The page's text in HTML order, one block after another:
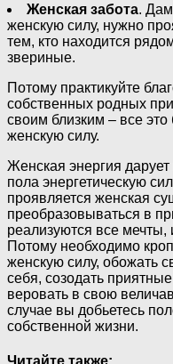
Женская забота.
женскую силу, нужно
тем, кто находится
звериные.
Потому практикуйте
собственных родных
своим близким – все это
женскую силу.
Женская энергия
пола энергетическую
проявляется женская
преобразовываться в
реализуются все мечты,
Потому необходимо
женскую силу, обожать
себя, созодать
веровать в свою
случае вы добьетесь
собственной жизни.